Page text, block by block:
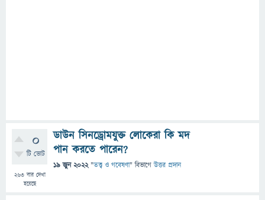
0
টি ভোট
263বার দেখা
হয়েছে
ডাউন সিনড্রোমযুক্ত লোকেরা কি মদ
পান করতে পারেন?
19 জুন 2022 "তত্ত্ব ও গবেষণা" বিভাগে উত্তর প্রদান